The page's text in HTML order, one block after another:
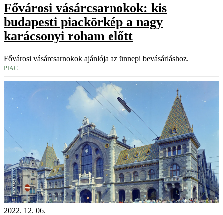
Fővárosi vásárcsarnokok: kis
budapesti piackörkép a nagy
karácsonyi roham előtt
Fővárosi vásárcsarnokok ajánlója az ünnepi bevásárláshoz.
PIAC
2022. 12. 06.